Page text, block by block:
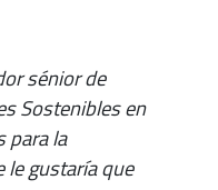
sénior de
Sostenibles en
para la
le gustaría que